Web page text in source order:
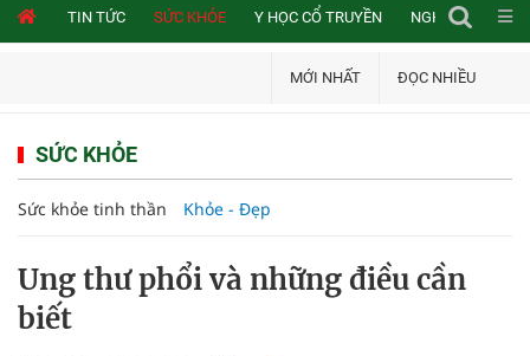
TIN TỨC SỨC KHỎE Y HỌC CỔ TRUYỀN NGHIÊN CỨU
MỚI NHẤT ĐỌC NHIỀU
SỨC KHỎE
Sức khỏe tinh thần Khỏe - Đẹp
Ung thư phổi và những điều cần
biết